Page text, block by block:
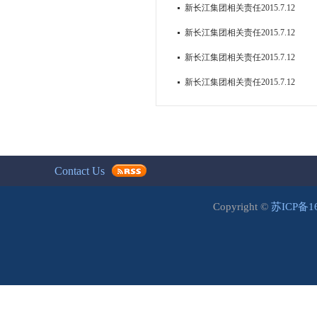
新长江集团相关责任2015.7.12
新长江集团相关责任2015.7.12
新长江集团相关责任2015.7.12
新长江集团相关责任2015.7.12
Contact Us
Copyright © 苏ICP备